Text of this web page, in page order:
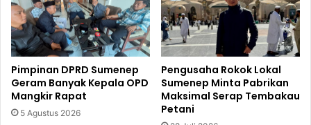
Pimpinan DPRD Sumenep
Geram Banyak Kepala OPD
Mangkir Rapat
5 Agustus 2026
Pengusaha Rokok Lokal
Sumenep Minta Pabrikan
Maksimal Serap Tembakau
Petani